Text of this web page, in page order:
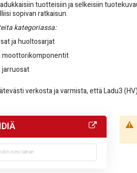
tuotteisiin ja selkeisiin
sopivan ratkaisun.
kategoriassa:
ja huoltosarjat
moottorikomponentit
jarruosat
verkosta ja varmista, että Ladu3